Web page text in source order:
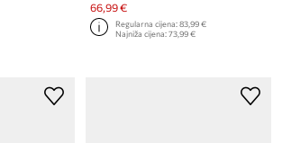
66,99 €
Regularna cijena:83,99 €
Najniža cijena:73,99 €